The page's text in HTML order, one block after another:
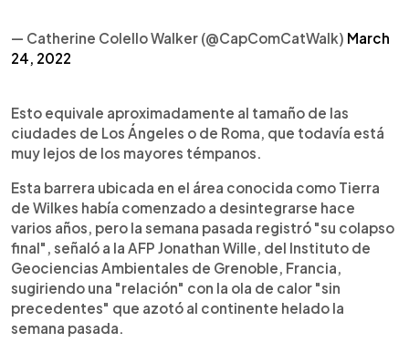
— Catherine Colello Walker (@CapComCatWalk) March
24, 2022
Esto equivale aproximadamente al tamaño de las
ciudades de Los Ángeles o de Roma, que todavía está
muy lejos de los mayores témpanos.
Esta barrera ubicada en el área conocida como Tierra
de Wilkes había comenzado a desintegrarse hace
varios años, pero la semana pasada registró "su colapso
final", señaló a la AFP Jonathan Wille, del Instituto de
Geociencias Ambientales de Grenoble, Francia,
sugiriendo una "relación" con la ola de calor "sin
precedentes" que azotó al continente helado la
semana pasada.